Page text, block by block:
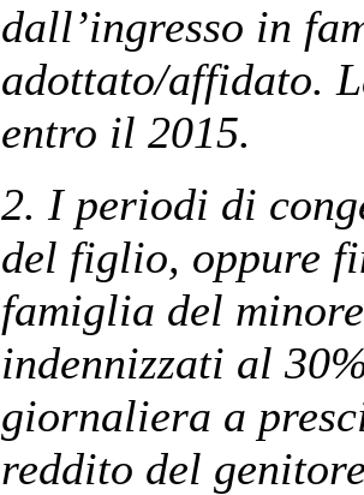
dall’ingresso in
adottato/affidato.
entro il 2015.
2. I periodi di
del figlio, oppure
famiglia del
indennizzati al
giornaliera a
reddito del